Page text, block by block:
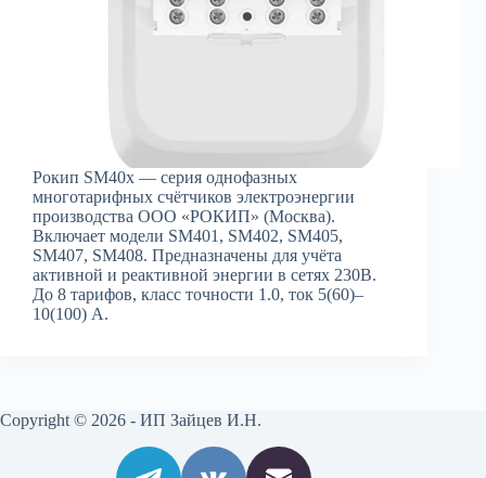
Рокип SM40x — серия однофазных
многотарифных счётчиков электроэнергии
производства ООО «РОКИП» (Москва).
Включает модели SM401, SM402, SM405,
SM407, SM408. Предназначены для учёта
активной и реактивной энергии в сетях 230В.
До 8 тарифов, класс точности 1.0, ток 5(60)–
10(100) А.
Copyright © 2026 - ИП Зайцев И.Н.